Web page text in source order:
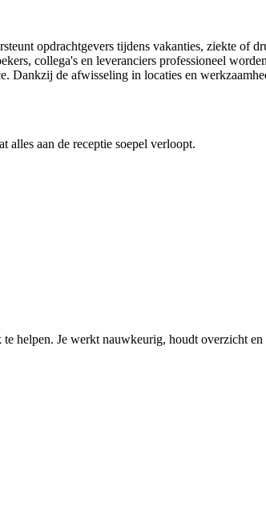
opdrachtgevers tijdens vakanties, ziekte of
collega's en leveranciers professioneel
Dankzij de afwisseling in locaties en
aan de receptie soepel verloopt.
helpen. Je werkt nauwkeurig, houdt overzicht